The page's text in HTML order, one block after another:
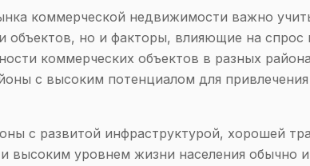
коммерческой недвижимости важно
объектов, но и факторы, влияющие на спрос
коммерческих объектов в разных
с высоким потенциалом для
с развитой инфраструктурой, хорошей
высоким уровнем жизни населения обычно